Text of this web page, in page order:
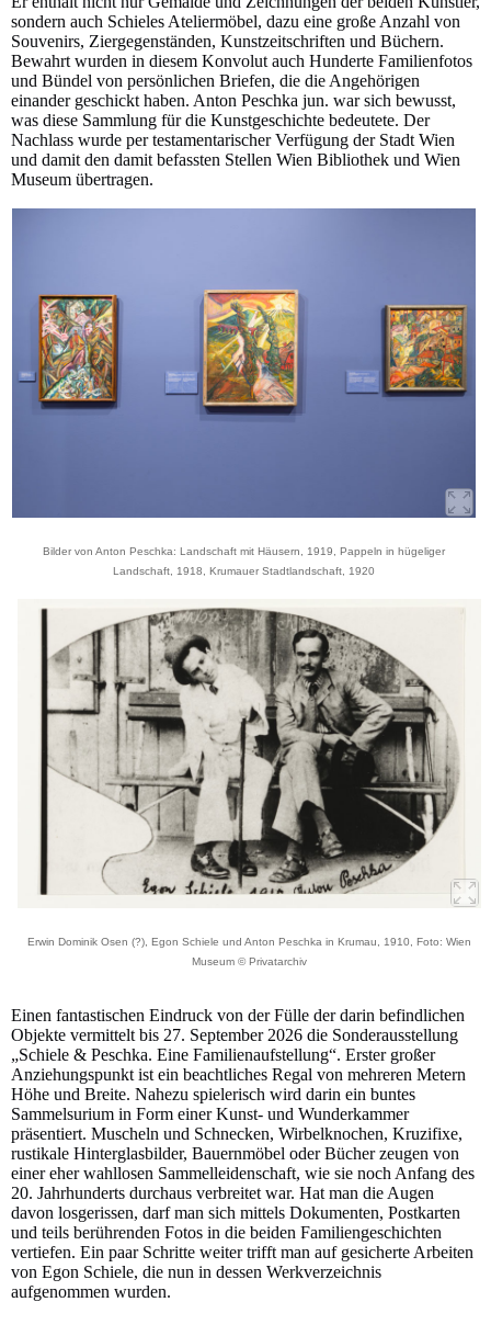
sondern auch Schieles Ateliermöbel, dazu eine große Anzahl von
Souvenirs, Ziergegenständen, Kunstzeitschriften und Büchern.
Bewahrt wurden in diesem Konvolut auch Hunderte Familienfotos
und Bündel von persönlichen Briefen, die die Angehörigen
einander geschickt haben. Anton Peschka jun. war sich bewusst,
was diese Sammlung für die Kunstgeschichte bedeutete. Der
Nachlass wurde per testamentarischer Verfügung der Stadt Wien
und damit den damit befassten Stellen Wien Bibliothek und Wien
Museum übertragen.
Bilder von Anton Peschka: Landschaft mit Häusern, 1919, Pappeln in hügeliger
Landschaft, 1918, Krumauer Stadtlandschaft, 1920
Erwin Dominik Osen (?), Egon Schiele und Anton Peschka in Krumau, 1910, Foto: Wien
Museum © Privatarchiv
Einen fantastischen Eindruck von der Fülle der darin befindlichen
Objekte vermittelt bis 27. September 2026 die Sonderausstellung
„Schiele & Peschka. Eine Familienaufstellung“. Erster großer
Anziehungspunkt ist ein beachtliches Regal von mehreren Metern
Höhe und Breite. Nahezu spielerisch wird darin ein buntes
Sammelsurium in Form einer Kunst- und Wunderkammer
präsentiert. Muscheln und Schnecken, Wirbelknochen, Kruzifixe,
rustikale Hinterglasbilder, Bauernmöbel oder Bücher zeugen von
einer eher wahllosen Sammelleidenschaft, wie sie noch Anfang des
20. Jahrhunderts durchaus verbreitet war. Hat man die Augen
davon losgerissen, darf man sich mittels Dokumenten, Postkarten
und teils berührenden Fotos in die beiden Familiengeschichten
vertiefen. Ein paar Schritte weiter trifft man auf gesicherte Arbeiten
von Egon Schiele, die nun in dessen Werkverzeichnis
aufgenommen wurden.